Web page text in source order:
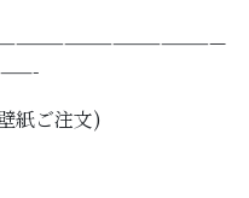
ご注文)